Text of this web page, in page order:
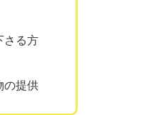
さる方
の提供